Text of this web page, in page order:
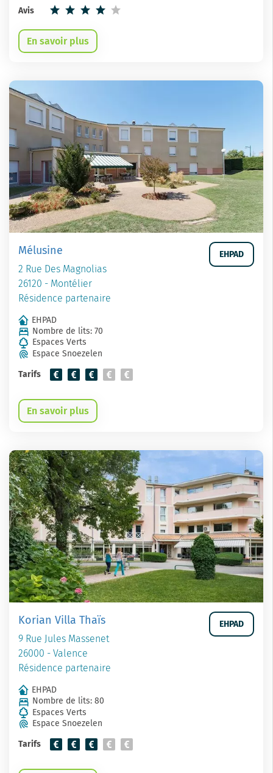
Avis
En savoir plus
Mélusine
2 Rue Des Magnolias
26120 - Montélier
Résidence partenaire
EHPAD
EHPAD
Nombre de lits: 70
Espaces Verts
Espace Snoezelen
Tarifs
En savoir plus
Korian Villa Thaïs
9 Rue Jules Massenet
26000 - Valence
Résidence partenaire
EHPAD
EHPAD
Nombre de lits: 80
Espaces Verts
Espace Snoezelen
Tarifs